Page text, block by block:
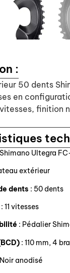
:
50 dents
en
finition
Ultegra
extérieur
dents : 50 dents
: 11 vitesses
: Pédalier
: 110 mm, 4
anodisé